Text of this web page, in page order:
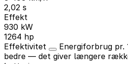
2,02 s
Effekt
930 kW
1264 hp
Effektivitet
Energiforbrug pr.
bedre — det giver længere